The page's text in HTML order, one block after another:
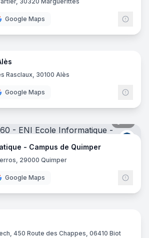
Google Maps
20
Rasclaux, 30100 Alès
Google Maps
ENI
- Campus de Quimper
29000 Quimper
Google Maps
61
450 Route des Chappes, 06410 Biot